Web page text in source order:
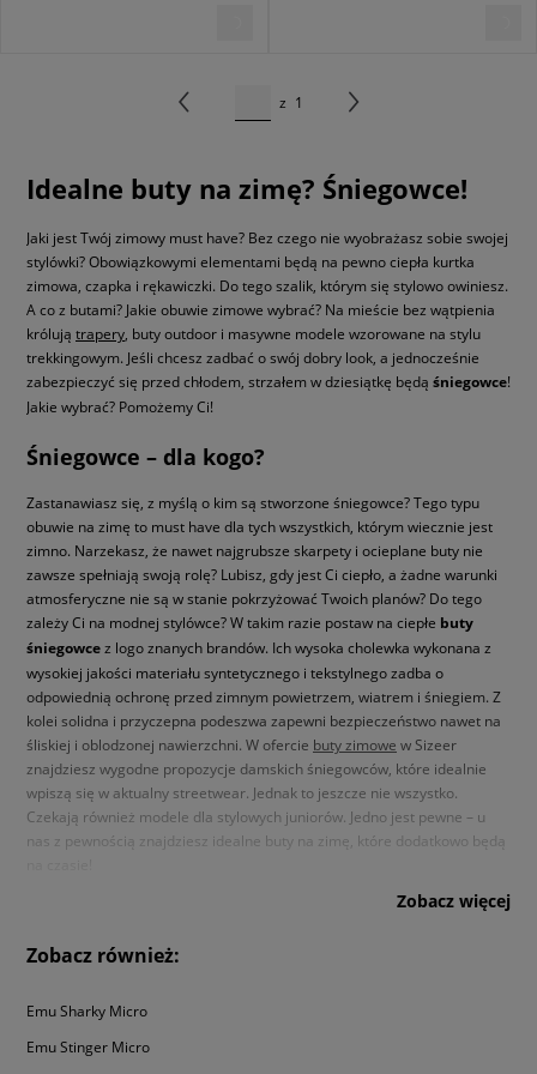
z 1
Idealne buty na zimę? Śniegowce!
Jaki jest Twój zimowy must have? Bez czego nie wyobrażasz sobie swojej
stylówki? Obowiązkowymi elementami będą na pewno ciepła kurtka
zimowa, czapka i rękawiczki. Do tego szalik, którym się stylowo owiniesz.
A co z butami? Jakie obuwie zimowe wybrać? Na mieście bez wątpienia
królują trapery , buty outdoor i masywne modele wzorowane na stylu
trekkingowym. Jeśli chcesz zadbać o swój dobry look, a jednocześnie
zabezpieczyć się przed chłodem, strzałem w dziesiątkę będą śniegowce!
Jakie wybrać? Pomożemy Ci!
Śniegowce – dla kogo?
Zastanawiasz się, z myślą o kim są stworzone śniegowce? Tego typu
obuwie na zimę to must have dla tych wszystkich, którym wiecznie jest
zimno. Narzekasz, że nawet najgrubsze skarpety i ocieplane buty nie
zawsze spełniają swoją rolę? Lubisz, gdy jest Ci ciepło, a żadne warunki
atmosferyczne nie są w stanie pokrzyżować Twoich planów? Do tego
zależy Ci na modnej stylówce? W takim razie postaw na ciepłe buty
śniegowcez logo znanych brandów. Ich wysoka cholewka wykonana z
wysokiej jakości materiału syntetycznego i tekstylnego zadba o
odpowiednią ochronę przed zimnym powietrzem, wiatrem i śniegiem. Z
kolei solidna i przyczepna podeszwa zapewni bezpieczeństwo nawet na
śliskiej i oblodzonej nawierzchni. W ofercie buty zimowe w Sizeer
znajdziesz wygodne propozycje damskich śniegowców, które idealnie
wpiszą się w aktualny streetwear. Jednak to jeszcze nie wszystko.
Czekają również modele dla stylowych juniorów. Jedno jest pewne – u
nas z pewnością znajdziesz idealne buty na zimę, które dodatkowo będą
Zimowe buty? Postaw na praktyczność
Do tej pory Twoja szafka z butami pękała w szwach. Dlaczego? Jedne
city break. Musiały być przede wszystkim wygodne i wyjątkowo ciepłe,
wręcz przeciwne. Przecież w każdej sytuacji musisz dobrze wyglądać!
Zobacz więcej
Zobacz również:
Emu Sharky Micro
Emu Stinger Micro